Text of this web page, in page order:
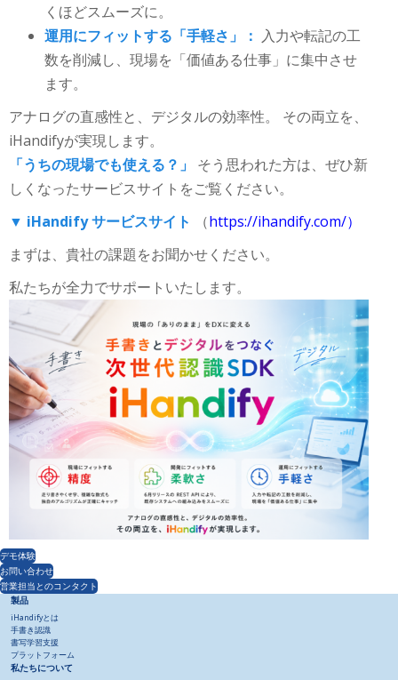
くほどスムーズに。
運用にフィットする「手軽さ」： 入力や転記の工
数を削減し、現場を「価値ある仕事」に集中させ
ます。
アナログの直感性と、デジタルの効率性。 その両立を、
iHandifyが実現します。
「うちの現場でも使える？」 そう思われた方は、ぜひ新
しくなったサービスサイトをご覧ください。
▼ iHandify サービスサイト
（https://ihandify.com/）
まずは、貴社の課題をお聞かせください。
私たちが全力でサポートいたします。
デモ体験
お問い合わせ
営業担当とのコンタクト
製品
iHandifyとは
手書き認識
書写学習支援
プラットフォーム
私たちについて